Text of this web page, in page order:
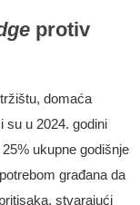
protiv
domaća
su u 2024. godini
ukupne godišnje
građana da
stvarajući